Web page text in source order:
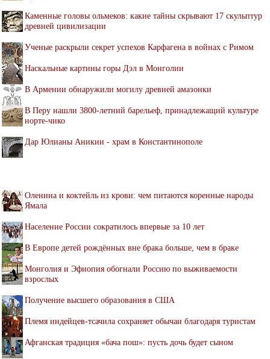
Каменные головы ольмеков: какие тайны скрывают 17 скульптур
древней цивилизации
Ученые раскрыли секрет успехов Карфагена в войнах с Римом
Наскальные картины горы Дэл в Монголии
В Армении обнаружили могилу древней амазонки
В Перу нашли 3800-летний барельеф, принадлежащий культуре
норте-чико
Дар Юлианы Аникии - храм в Константинополе
Оленина и коктейль из крови: чем питаются коренные народы
Ямала
Население России сократилось впервые за 10 лет
В Европе детей рождённых вне брака больше, чем в браке
Монголия и Эфиопия обогнали Россию по выживаемости
взрослых
Получение высшего образования в США
Племя индейцев-тсачила сохраняет обычаи благодаря туристам
Афганская традиция «бача пош»: пусть дочь будет сыном